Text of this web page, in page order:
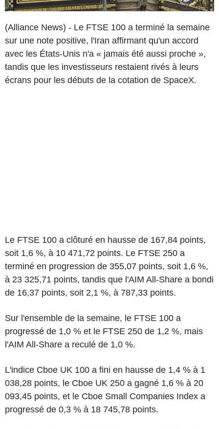
(Alliance News) - Le FTSE 100 a terminé la semaine
sur une note positive, l'Iran affirmant qu'un accord
avec les États-Unis n'a « jamais été aussi proche »,
tandis que les investisseurs restaient rivés à leurs
écrans pour les débuts de la cotation de SpaceX.
Le FTSE 100 a clôturé en hausse de 167,84 points,
soit 1,6 %, à 10 471,72 points. Le FTSE 250 a
terminé en progression de 355,07 points, soit 1,6 %,
à 23 325,71 points, tandis que l'AIM All-Share a bondi
de 16,37 points, soit 2,1 %, à 787,33 points.
Sur l'ensemble de la semaine, le FTSE 100 a
progressé de 1,0 % et le FTSE 250 de 1,2 %, mais
l'AIM All-Share a reculé de 1,0 %.
L'indice Cboe UK 100 a fini en hausse de 1,4 % à 1
038,28 points, le Cboe UK 250 a gagné 1,6 % à 20
093,45 points, et le Cboe Small Companies Index a
progressé de 0,3 % à 18 745,78 points.